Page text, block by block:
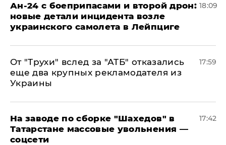
Ан-24 с боеприпасами и второй дрон:
новые детали инцидента возле
украинского самолета в Лейпциге
18:09
От "Трухи" вслед за "АТБ" отказались
еще два крупных рекламодателя из
Украины
17:59
На заводе по сборке "Шахедов" в
Татарстане массовые увольнения —
соцсети
17:42